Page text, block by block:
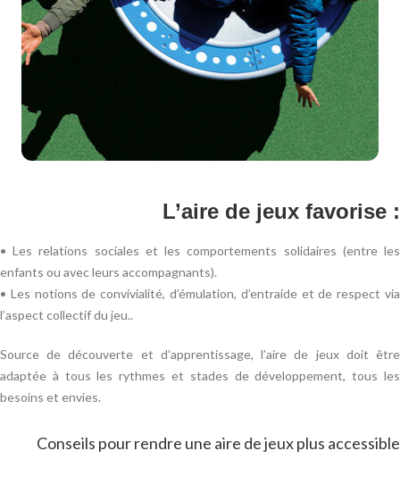
L’aire de jeux favorise :
• Les relations sociales et les comportements solidaires (entre les
enfants ou avec leurs accompagnants).
• Les notions de convivialité, d’émulation, d’entraide et de respect via
l’aspect collectif du jeu..
Source de découverte et d’apprentissage, l’aire de jeux doit être
adaptée à tous les rythmes et stades de développement, tous les
besoins et envies.
Conseils pour rendre une aire de jeux plus accessible